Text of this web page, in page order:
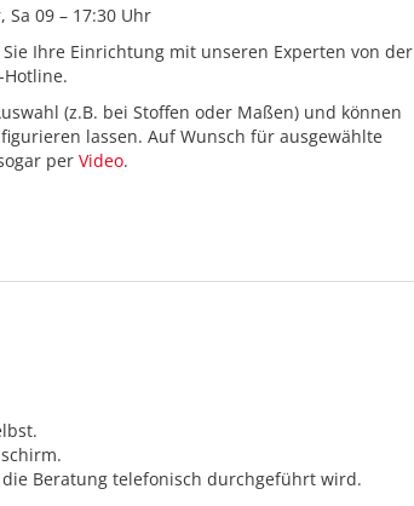
Sa 09 – 17:30 Uhr
Ihre Einrichtung mit unseren Experten von der
Hotline.
(z.B. bei Stoffen oder Maßen) und können
lassen. Auf Wunsch für ausgewählte
per Video.
Beratung telefonisch durchgeführt wird.